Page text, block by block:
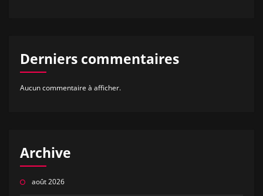
Derniers commentaires
Aucun commentaire à afficher.
Archive
août 2026